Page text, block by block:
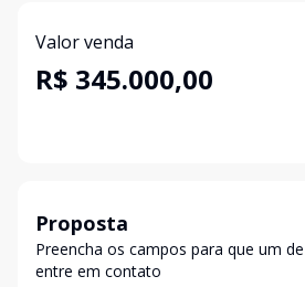
Valor venda
R$ 345.000,00
Proposta
Preencha os campos para que um
entre em contato